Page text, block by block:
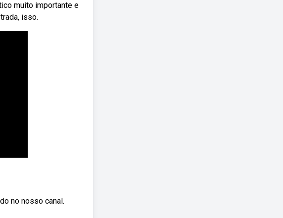
muito importante e
isso.
no nosso canal.